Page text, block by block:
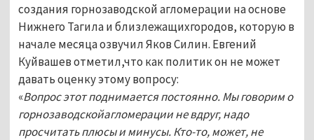
создания горнозаводской агломерации на основе
Нижнего Тагила и близлежащихгородов, которую в
начале месяца озвучил Яков Силин. Евгений
Куйвашев отметил,что как политик он не может
давать оценку этому вопросу:
«Вопрос этот поднимается постоянно. Мы говорим о
горнозаводскойагломерации не вдруг, надо
просчитать плюсы и минусы. Кто-то, может, не